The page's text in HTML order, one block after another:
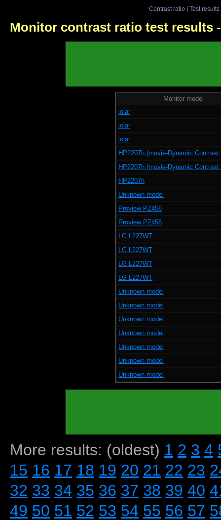
Contrast ratio| Test results
Monitor contrast ratio test results
Monitor model
iolar
iolar
iolar
HP2207h (movie-Dynamic Contrast
HP2207h (movie-Dynamic Contrast
HP2207h
Unknown model
Proview PZ456
Proview PZ456
LG L227WT
LG L227WT
LG L227WT
LG L227WT
Unknown model
Unknown model
Unknown model
Unknown model
Unknown model
Unknown model
Unknown model
More results: (oldest) 1 2 3 4
15 16 17 18 19 20 21 22 23
32 33 34 35 36 37 38 39 40
49 50 51 52 53 54 55 56 57